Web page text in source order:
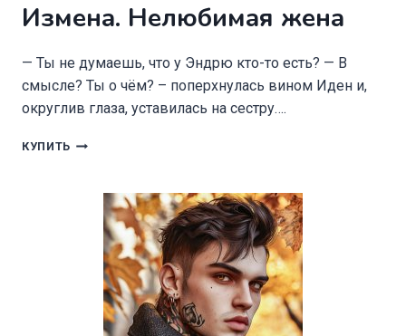
Измена. Нелюбимая жена
— Ты не думаешь, что у Эндрю кто-то есть? — В
смысле? Ты о чём? – поперхнулась вином Иден и,
округлив глаза, уставилась на сестру….
КУПИТЬ ИЗМЕНА.